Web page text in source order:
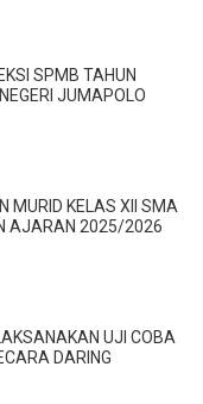
SPMB TAHUN
JUMAPOLO
MURID KELAS XII SMA
AJARAN 2025/2026
UJI COBA
DARING